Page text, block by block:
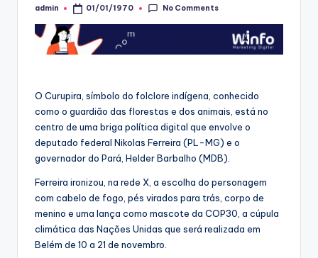
Posted
admin 01/01/1970 No Comments
O Curupira, símbolo do folclore indígena, conhecido
como o guardião das florestas e dos animais, está no
centro de uma briga política digital que envolve o
deputado federal Nikolas Ferreira (PL-MG) e o
governador do Pará, Helder Barbalho (MDB).
Ferreira ironizou, na rede X, a escolha do personagem
com cabelo de fogo, pés virados para trás, corpo de
menino e uma lança como mascote da COP30, a cúpula
climática das Nações Unidas que será realizada em
Belém de 10 a 21 de novembro.